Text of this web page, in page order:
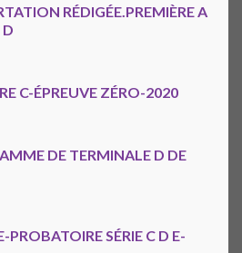
RÉDIGÉE.PREMIÈRE A
D
C-ÉPREUVE ZÉRO-2020
DE TERMINALE D DE
PROBATOIRE SÉRIE C D E-